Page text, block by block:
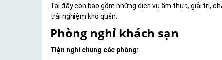
Tại đây còn bao gồm những dịch vụ ẩm thực, giải trí,
trải nghiệm khó quên.
Phòng nghỉ khách sạn
Tiện nghi chung các phòng: